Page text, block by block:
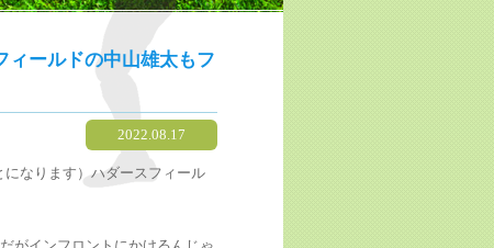
ールドの中山雄太もフ
2022.08.17
なります）ハダースフィール